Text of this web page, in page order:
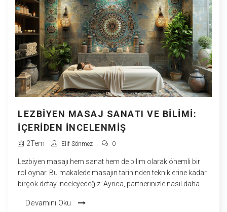
LEZBIYEN MASAJ SANATI VE BILIMI:
İÇERIDEN İNCELENMIŞ
2Tem Elif Sönmez 0
Lezbiyen masajı hem sanat hem de bilim olarak önemli bir
rol oynar. Bu makalede masajın tarihinden tekniklerine kadar
birçok detay inceleyeceğiz. Ayrıca, partnerinizle nasıl daha
öğreneceksiniz. Eğitici ve bilgilendirici bir içerik ile hem yeni
Devamını Oku